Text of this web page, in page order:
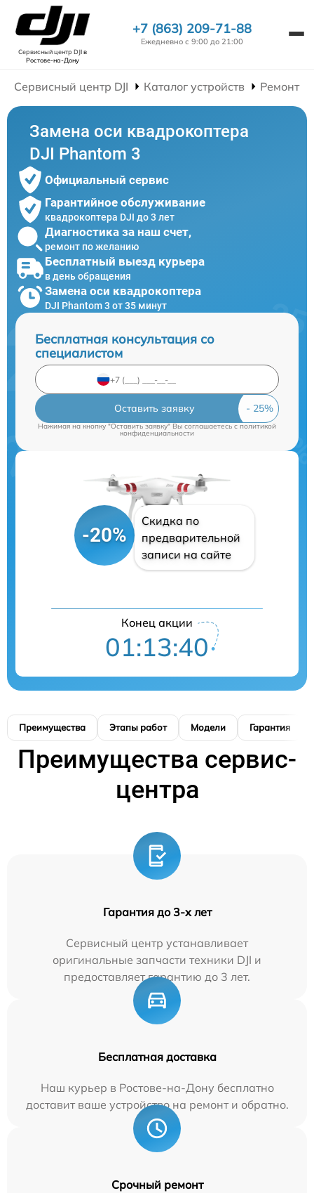
Сервисный центр DJIв
Ростове-на-Дону
+7 (863) 209-71-88
Ежедневно с 9:00 до 21:00
Сервисный центр DJI Каталог устройств Ремонт
Замена оси квадрокоптера
DJI Phantom 3
Официальный сервис
Гарантийное обслуживание
квадрокоптера DJI до 3 лет
Диагностика за наш счет,
ремонт по желанию
Бесплатный выезд курьера
в день обращения
Замена оси квадрокоптера
DJI Phantom 3 от 35 минут
Бесплатная консультация со
специалистом
Оставить заявку
Нажимая на кнопку "Оставить заявку" Вы соглашаетесь cполитикой
конфиденциальности
-20%
Скидка по
предварительной
записи на сайте
Конец акции
01:13:39
Преимущества Этапы работ Модели Гарантия
Преимущества сервис-
центра
Гарантия до 3-х лет
Сервисный центр устанавливает
оригинальные запчасти техники DJI и
предоставляет гарантию до 3 лет.
Бесплатная доставка
Наш курьер в Ростове-на-Дону бесплатно
доставит ваше устройство на ремонт и обратно.
Срочный ремонт